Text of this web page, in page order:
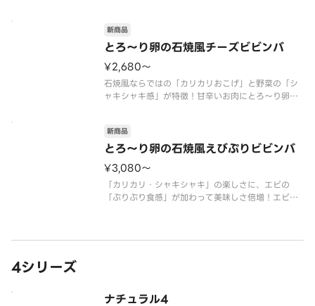
*ごはんは国産米を使用しています
とろ～り卵の石焼風チーズビビンバ
新商品
¥2,680〜
石焼風ならではの「カリカリおこげ」と野菜の「シ
ャキシャキ感」が特徴！甘辛いお肉にとろ～り卵と
（ガーリック／ニラ／豚ロース／にんじん／たけの
こ／ごはん／卵黄風ソース／【別添】きざみ海苔／
とろ～り卵の石焼風えびぷりビビンバ
新商品
¥3,080〜
「カリカリ・シャキシャキ」の楽しさに、エビの
「ぷりぷり食感」が加わって美味しさ倍増！エビと
4シリーズ
ナチュラル4